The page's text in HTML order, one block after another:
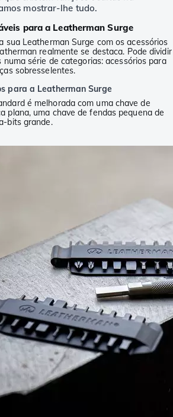
mostrar-lhe tudo.
para a Leatherman Surge
sua Leatherman Surge com os acessórios
realmente se destaca. Pode dividir
série de categorias: acessórios para
sobresselentes.
para a Leatherman Surge
é melhorada com uma chave de
plana, uma chave de fendas pequena de
bits grande.